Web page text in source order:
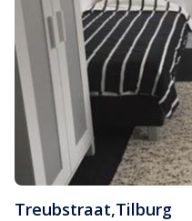
Treubstraat,Tilburg